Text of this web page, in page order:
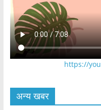
https://
अन्य खबर